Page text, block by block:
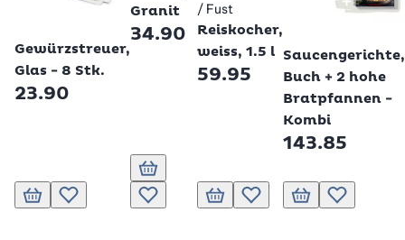
Gewürzstreuer,
Glas - 8 Stk.
23.90
In den Warenkorb
Zur Wunschliste hinzufügen
Granit
34.90
In den Warenkorb
Zur Wunschliste hinzufügen
Betty Bossi
/ Fust
Reiskocher,
weiss, 1.5 l
59.95
In den Warenkorb
Zur Wunschliste hinzufügen
Saucengerichte,
Buch + 2 hohe
Bratpfannen -
Kombi
143.85
In den Warenkorb
Zur